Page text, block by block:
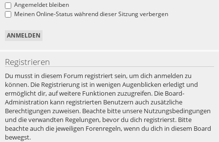
Angemeldet bleiben
Meinen Online-Status während dieser Sitzung verbergen
Registrieren
Du musst in diesem Forum registriert sein, um dich anmelden zu
können. Die Registrierung ist in wenigen Augenblicken erledigt und
ermöglicht dir, auf weitere Funktionen zuzugreifen. Die Board-
Administration kann registrierten Benutzern auch zusätzliche
Berechtigungen zuweisen. Beachte bitte unsere Nutzungsbedingungen
und die verwandten Regelungen, bevor du dich registrierst. Bitte
beachte auch die jeweiligen Forenregeln, wenn du dich in diesem Board
bewegst.